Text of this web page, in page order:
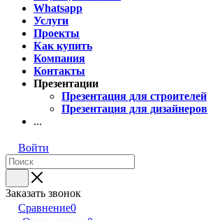
Whatsapp
Услуги
Проекты
Как купить
Компания
Контакты
Презентации
Презентация для строителей
Презентация для дизайнеров
...
Войти
Заказать звонок
Сравнение0